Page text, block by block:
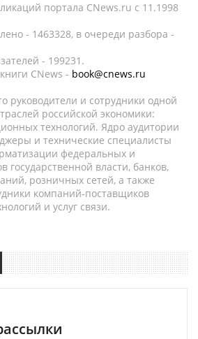
портала CNews.ru c 11.1998
- 1463328, в очереди разбора -
- 199231.
CNews - book@cnews.ru
руководители и сотрудники одной
российской экономики:
технологий. Ядро аудитории
и технические специалисты
федеральных и
государственной власти, банков,
розничных сетей, а также
компаний-поставщиков
и услуг связи.